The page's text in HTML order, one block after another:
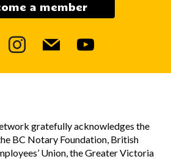
a member
instagram
mail youtube
gratefully acknowledges the
BC Notary Foundation, British
Union, the Greater Victoria